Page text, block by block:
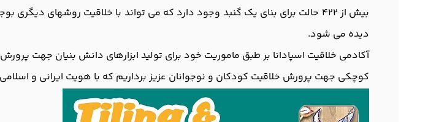
بیش از 422 حالت برای بنای یک گنبد وجود دارد که می تواند با خلاقیت روشهای
دیده می شود.
آکادمی خلاقیت اسپادانا بر طبق ماموریت خود برای تولید ابزارهای دانش بنیان جهت
کوچکی جهت پرورش خلاقیت کودکان و نوجوانان عزیز برداریم که با هویت ایرانی و